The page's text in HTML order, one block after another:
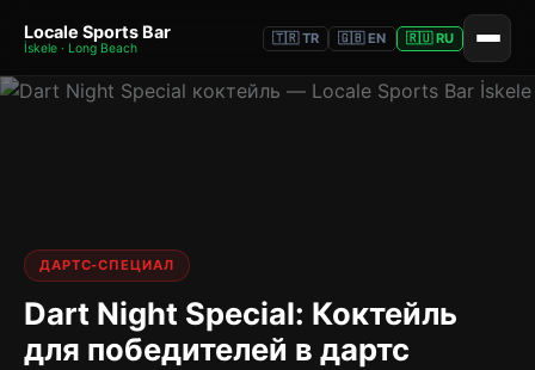
Locale Sports Bar
İskele · Long Beach
🇹🇷 TR 🇬🇧 EN 🇷🇺 RU
ДАРТС-СПЕЦИАЛ
Dart Night Special: Коктейль
для победителей в дартс